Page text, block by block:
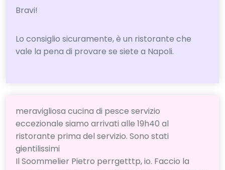
Bravi!
Lo consiglio sicuramente, è un ristorante che
vale la pena di provare se siete a Napoli.
meravigliosa cucina di pesce servizio
eccezionale siamo arrivati ​​alle 19h40 al
ristorante prima del servizio. Sono stati
gientilissimi
Il Soommelier Pietro perrgetttp, io. Faccio la